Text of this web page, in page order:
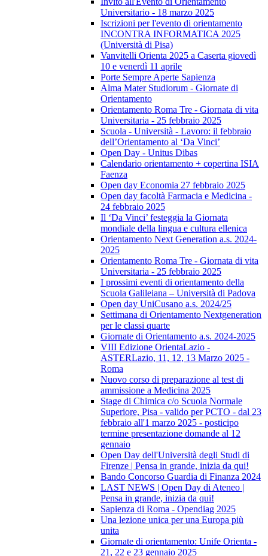
Universitario - 18 marzo 2025
Iscrizioni per l'evento di orientamento
INCONTRA INFORMATICA 2025
(Università di Pisa)
Vanvitelli Orienta 2025 a Caserta giovedì
10 e venerdì 11 aprile
Porte Sempre Aperte Sapienza
Alma Mater Studiorum - Giornate di
Orientamento
Orientamento Roma Tre - Giornata di vita
Universitaria - 25 febbraio 2025
Scuola - Università - Lavoro: il febbraio
dell’Orientamento al ‘Da Vinci’
Open Day - Unitus Dibas
Calendario orientamento + copertina ISIA
Faenza
Open day Economia 27 febbraio 2025
Open day facoltà Farmacia e Medicina -
24 febbraio 2025
Il ‘Da Vinci’ festeggia la Giornata
mondiale della lingua e cultura ellenica
Orientamento Next Generation a.s. 2024-
2025
Orientamento Roma Tre - Giornata di vita
Universitaria - 25 febbraio 2025
I prossimi eventi di orientamento della
Scuola Galileiana – Università di Padova
Open day UniCusano a.s. 2024/25
Settimana di Orientamento Nextgeneration
per le classi quarte
Giornate di Orientamento a.s. 2024-2025
VIII Edizione OrientaLazio -
ASTERLazio, 11, 12, 13 Marzo 2025 -
Roma
Nuovo corso di preparazione al test di
ammissione a Medicina 2025
Stage di Chimica c/o Scuola Normale
Superiore, Pisa - valido per PCTO - dal 23
febbraio all'1 marzo 2025 - posticipo
termine presentazione domande al 12
gennaio
Open Day dell'Università degli Studi di
Firenze | Pensa in grande, inizia da qui!
Bando Concorso Guardia di Finanza 2024
LAST NEWS | Open Day di Ateneo |
Pensa in grande, inizia da qui!
Sapienza di Roma - Opendiag 2025
Una lezione unica per una Europa più
unita
Giornate di orientamento: Unife Orienta -
21, 22 e 23 gennaio 2025